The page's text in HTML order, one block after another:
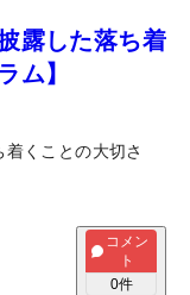
露した落ち着
ム】
着くことの大切さ
コメン
ト
0件